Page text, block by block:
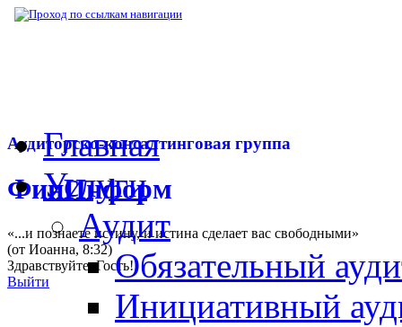
Аудиторско-консалтинговая группа
ФинИнформ
«...и познаете истину, и истина сделает вас свободными»
(от Иоанна, 8:32)
Здравствуйте,Гость!
Выйти
Главная
Услуги
Аудит
Обязательный
Инициативный